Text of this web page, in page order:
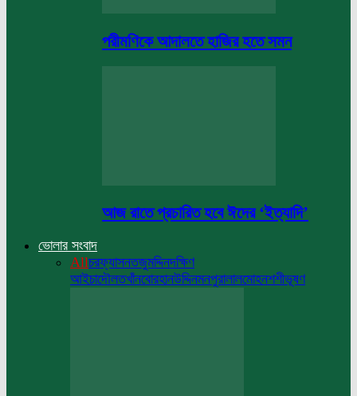
পরীমণিকে আদালতে হাজির হতে সমন
আজ রাতে প্রচারিত হবে ঈদের ‘ইত্যাদি’
ভোলার সংবাদ
Allচরফ্যাসনতজুমদ্দিনদক্ষিণ
আইচাদৌলতখাঁনবোরহানউদ্দিনমনপুরালালমোহনশশীভূষণ